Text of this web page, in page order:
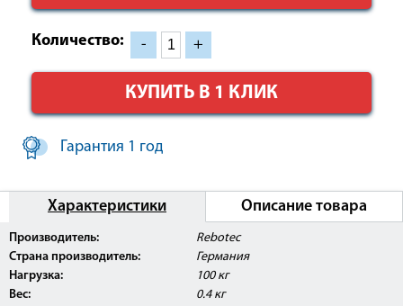
Количество: - +
КУПИТЬ В 1 КЛИК
Гарантия 1 год
Характеристики Описание товара
Производитель:
Rebotec
Страна производитель:
Германия
Нагрузка:
100 кг
Вес:
0.4 кг
Данное изделие поставляется с
Регистрационным Удостоверением Росздравнадзора
РФ.